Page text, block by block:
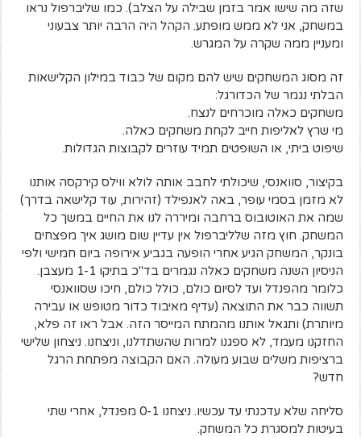
שזה מה שישו אמר בזמן שבילה על הצלב). כמו שליברפול נראו
במשחק, אני לא ממש מופתע. הקהל היה הרבה יותר צבעוני
ומעניין ממה שקרה על המגרש.
זה מסוג המשחקים שיש להם מקום של כבוד במילון הקלישאות
הבלתי נגמר של הכדורגל:
משחקים כאלה מוכרחים לנצח.
מי שרץ לאליפות חייב לקחת משחקים כאלה.
שיפוט ביתי, או השופטים תמיד עוזרים לקבוצות הגדולות.
בקיצור, סוואנסי, שיכולתי לחבב אותה לולא ווילס קירקסה אותנו
לא מזמן בסמי עופר, באה לאנפילד (זהירות, עוד קלישאה בדרך)
שמה את האוטובוס ברחבה ומיררה לנו את החיים במשך כל
המשחק. חוץ מזה שלליברפול אין עדיין שום מושג איך מפצחים
בונקר, המשחק הגיע אחרי הופעה בגביע אירופה ביום חמישי ולפי
הניסיון השנה משחקים כאלה נגמרים בד"כ בתיקו 1-1 מעצבן.
כלומר מהפנדל ועד לסיום כולם, כולל כולם, חיכו שסוואנסי
תשווה כבר את התוצאה (עדיף מאיבוד כדור מטופש או עבירה
מיותרת) ותגאל אותנו מהמתח המייסר הזה. אבל ראו זה פלא,
החזקנו מעמד, לא ספגנו למרות שהשתדלנו, וניצחנו. ניצחון שלישי
ברציפות משלים שבוע מעולה. האם הקבוצה מפתחת הרגל
חדש?
סליחה שלא עדכנתי עד עכשיו. ניצחנו 0-1 מפנדל, אחרי שתי
בעיטות למסגרת כל המשחק.